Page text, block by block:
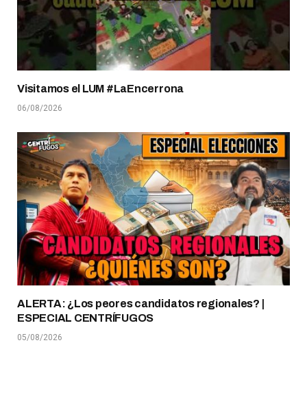
Visitamos el LUM #LaEncerrona
06/08/2026
ALERTA: ¿Los peores candidatos regionales? |
ESPECIAL CENTRÍFUGOS
05/08/2026